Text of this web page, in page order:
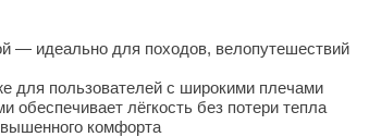
— идеально для походов, велопутешествий
для пользователей с широкими плечами
обеспечивает лёгкость без потери тепла
комфорта